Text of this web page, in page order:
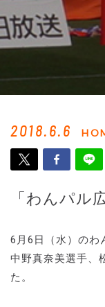
2018.6.6
「わんパル
6月6日（水）のわ
中野真奈美選手、
た。